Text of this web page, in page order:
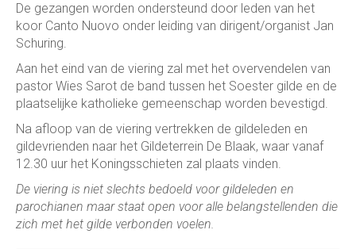
De gezangen worden ondersteund door leden van het
koor Canto Nuovo onder leiding van dirigent/organist Jan
Schuring.
Aan het eind van de viering zal met het overvendelen van
pastor Wies Sarot de band tussen het Soester gilde en de
plaatselijke katholieke gemeenschap worden bevestigd.
Na afloop van de viering vertrekken de gildeleden en
gildevrienden naar het Gildeterrein De Blaak, waar vanaf
12.30 uur het Koningsschieten zal plaats vinden.
De viering is niet slechts bedoeld voor gildeleden en
parochianen maar staat open voor alle belangstellenden die
zich met het gilde verbonden voelen.